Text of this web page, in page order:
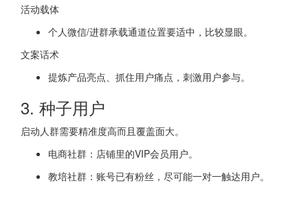
活动载体
个人微信/进群承载通道位置要适中，比较显眼。
文案话术
提炼产品亮点、抓住用户痛点，刺激用户参与。
3. 种子用户
启动人群需要精准度高而且覆盖面大。
电商社群：店铺里的VIP会员用户。
教培社群：账号已有粉丝，尽可能一对一触达用户。